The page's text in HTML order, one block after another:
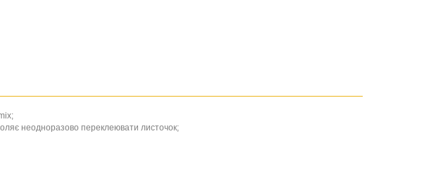
неодноразово переклеювати листочок;